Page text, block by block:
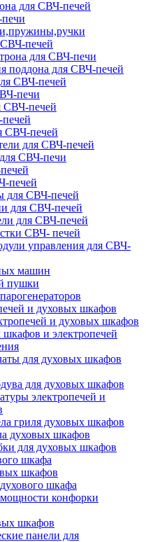
для СВЧ-печей
СВЧ-печей
для СВЧ-печи
поддона для СВЧ-печей
СВЧ-печей
печи
СВЧ-печей
СВЧ-печей
для СВЧ-печей
СВЧ-печи
печей
для СВЧ-печей
для СВЧ-печей
для СВЧ-печей
СВЧ- печей
управления для СВЧ-
машин
пушки
и духовых шкафов
и духовых шкафов
и электропечей
для духовых шкафов
для духовых шкафов
электропечей и
гриля духовых шкафов
духовых шкафов
для духовых шкафов
шкафа
шкафов
шкафа
конфорки
шкафов
панели для